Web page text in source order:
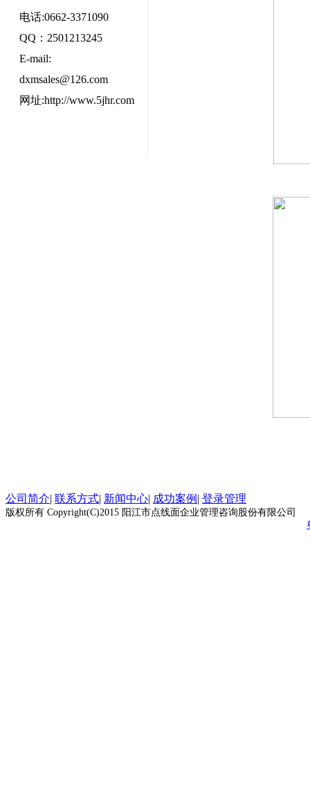
电话:0662-3371090
QQ：2501213245
E-mail:
dxmsales@126.com
网址:http://www.5jhr.com
公司简介| 联系方式| 新闻中心| 成功案例 | 登录管理
版权所有 Copyright(C)2015 阳江市点线面企业管理咨询股份有限公司